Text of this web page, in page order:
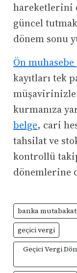
hareketlerini
güncel
dönem sonu
Ön
kayıtları tek
müşavirinizle
kurmanıza
belge, cari
tahsilat ve
kontrollü
dönemlerine
banka
geçici vergi
Geçici Vergi